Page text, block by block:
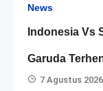
News
Indonesia Vs
Garuda
7 Agustus 2026